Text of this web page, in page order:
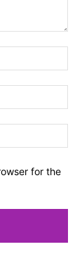
for the